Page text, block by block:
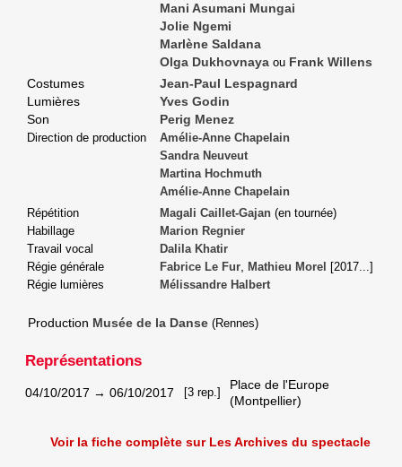
Mani Asumani Mungai
Jolie Ngemi
Marlène Saldana
Olga Dukhovnaya ou Frank Willens
Costumes
Jean-Paul Lespagnard
Lumières
Yves Godin
Son
Perig Menez
Direction de production
Amélie-Anne Chapelain
Sandra Neuveut
Martina Hochmuth
Amélie-Anne Chapelain
Répétition
Magali Caillet-Gajan (en tournée)
Habillage
Marion Regnier
Travail vocal
Dalila Khatir
Régie générale
Fabrice Le Fur, Mathieu Morel 2017...]
Régie lumières
Mélissandre Halbert
Production Musée de la Danse (Rennes)
Représentations
04/10/2017 → 06/10/2017 [3 rep.]
Place de l'Europe
(Montpellier)
Voir la fiche complète sur Les Archives du spectacle